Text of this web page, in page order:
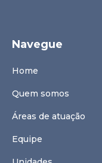
Navegue
Home
Quem somos
Áreas de atuação
Equipe